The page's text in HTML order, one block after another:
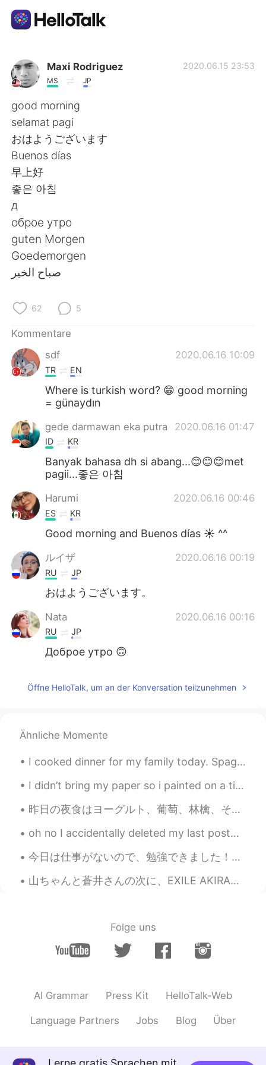
Sprachaustausch-App
AI Grammar Checker
Deutsch
English
العربية
日本語
Indonesia
Türkçe
Português
Maxi Rodriguez
MS JP
2020.06.15 23:53
good morning
selamat pagi
おはようございます
Buenos días
早上好
좋은 아침
д
оброе утро
guten Morgen
Goedemorgen
صباح الخير
62 5
Kommentare
sdf
2020.06.16 10:09
TR EN
Where is turkish word? 😁 good morning
= günaydın
gede darmawan eka putra 2020.06.16 01:47
ID KR
Banyak bahasa dh si abang...😊😊😊met
pagii...좋은 아침
Harumi 2020.06.16 00:46
ES KR
Good morning and Buenos días ☀️ ^^
ルイザ 2020.06.16 00:19
RU JP
おはようございます。
Nata 2020.06.16 00:16
RU JP
Доброе утро 🙃
Öffne HelloTalk, um an der Konversation teilzunehmen
Ähnliche Momente
I cooked dinner for my family today. Spagetthi agio e olio. This is my version. The ingredients a...
I didn’t bring my paper so i painted on a tissue paper instead 😂 Killing some time, chilling in a...
昨日の夜食はヨーグルト、葡萄、林檎、そして、このチョコレートのお菓子。ヨーグルトと果物を一緒に混ぜる時、美味しかったけど、このチョコに入れた後、ちょっと変な味があった。🤔🤣 食べる前に私の想像...
oh no I accidentally deleted my last post😂😂😂😂😂 baka me sorry guys let's get to the point 😂😂 I...
今日は仕事がないので、勉強できました！😍 私は普通に音楽を聞きながら勉強して、集中できます。🎶 でも、勉強するの間にお腹が空いていてこのお菓子を食べました。🤣 日本のお菓子は美味しいし、色んな味...
山ちゃんと蒼井さんの次に、EXILE AKIRAさんと林志玲が結婚され、そろそろ自分も結婚を考えるべきかと思ったが、まずは相手ですね。 はい、頑張ります。😅 First it was Yama...
Folge uns
AI Grammar Press Kit HelloTalk-Web
Language Partners Jobs Blog Über